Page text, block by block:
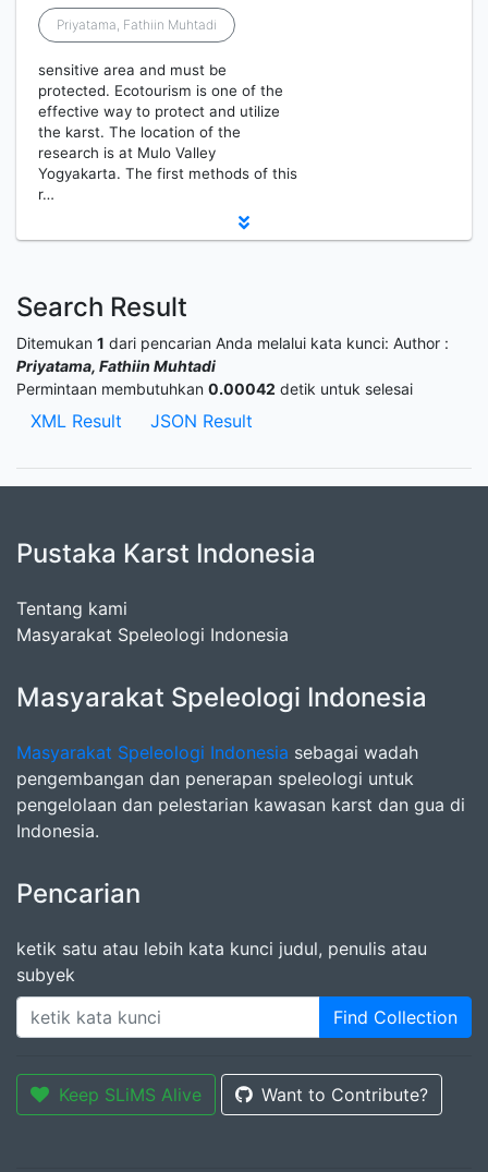
Priyatama, Fathiin Muhtadi
sensitive area and must be
protected. Ecotourism is one of the
effective way to protect and utilize
the karst. The location of the
research is at Mulo Valley
Yogyakarta. The first methods of this
r…
Search Result
Ditemukan 1 dari pencarian Anda melalui kata kunci: Author :
Priyatama, Fathiin Muhtadi
Permintaan membutuhkan 0.00042 detik untuk selesai
XML Result JSON Result
Pustaka Karst Indonesia
Tentang kami
Masyarakat Speleologi Indonesia
Masyarakat Speleologi Indonesia
Masyarakat Speleologi Indonesia sebagai wadah
pengembangan dan penerapan speleologi untuk
pengelolaan dan pelestarian kawasan karst dan gua di
Indonesia.
Pencarian
ketik satu atau lebih kata kunci judul, penulis atau
subyek
Find Collection
Keep SLiMS Alive Want to Contribute?